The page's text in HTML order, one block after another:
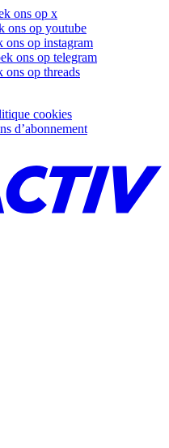
ons op x
ons op youtube
ons op instagram
ons op telegram
ons op threads
cookies
d’abonnement